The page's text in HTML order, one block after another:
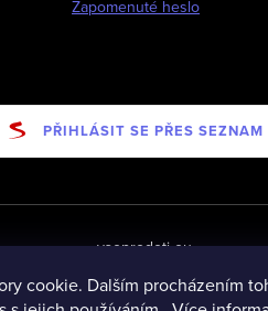
cookie. Dalším procházením
Zapomenuté heslo
PŘIHLÁSIT SE PŘES SEZNAM
vseprodeti-eu